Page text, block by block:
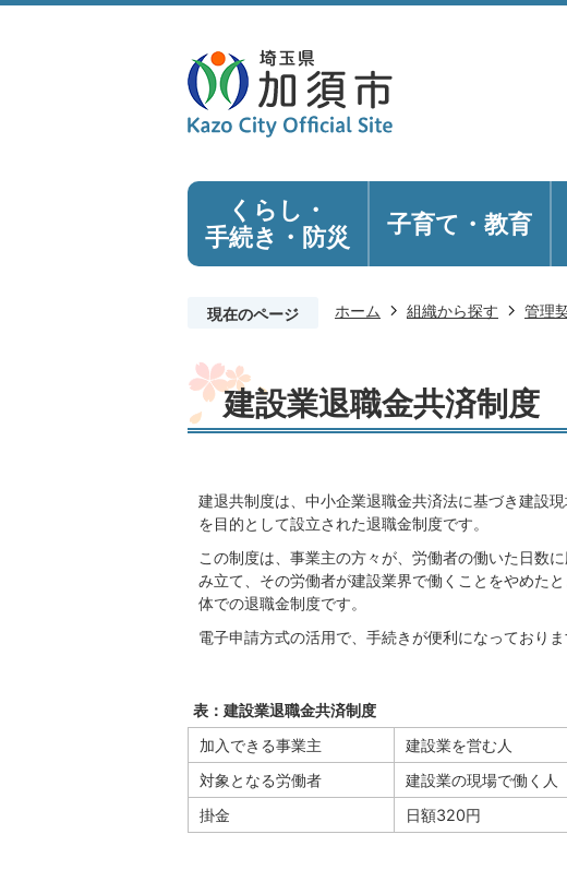
くらし・
手続き ・防災 子育て・教育
現在のページ ホーム 組織から探す 管理
建設業退職金共済制度
建退共制度は、中小企業退職金共済法に基づき建設
を目的として設立された退職金制度です。
この制度は、事業主の方々が、労働者の働いた日数
み立て、その労働者が建設業界で働くことをやめた
体での退職金制度です。
電子申請方式の活用で、手続きが便利になっておりま
表：建設業退職金共済制度
加入できる事業主
建設業を営む人
対象となる労働者
建設業の現場で働く人
掛金
日額320円